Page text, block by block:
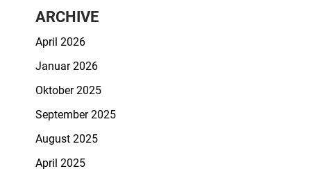
ARCHIVE
April 2026
Januar 2026
Oktober 2025
September 2025
August 2025
April 2025